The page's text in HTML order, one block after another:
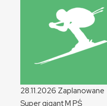
28.11.2026 Zaplanowane
Super gigantM PŚ